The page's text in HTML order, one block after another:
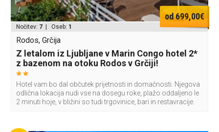
od 699,00€
Nočitev: 7 | Oseb: 1
Rodos, Grčija
Z letalom iz Ljubljane v Marin Congo hotel 2*
z bazenom na otoku Rodos v Grčiji!
Hotel vam bo dal občutek prijetnosti in domačnosti. Njegova
odlična lokacija nudi vse na dosegu roke, plažo oddaljeno le
2 minuti hoje, v bližini so tudi trgovinice, bari in restavracije.